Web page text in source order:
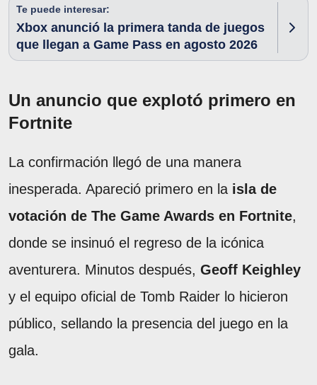
Te puede interesar:
Xbox anunció la primera tanda de juegos
que llegan a Game Pass en agosto 2026
Un anuncio que explotó primero en
Fortnite
La confirmación llegó de una manera
inesperada. Apareció primero en la isla de
votación de The Game Awards en Fortnite,
donde se insinuó el regreso de la icónica
aventurera. Minutos después, Geoff Keighley
y el equipo oficial de Tomb Raider lo hicieron
público, sellando la presencia del juego en la
gala.